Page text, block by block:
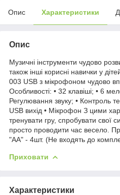
Опис Характеристики
Опис
Музичні інструменти чудово
також інші корисні навички у
003 USB з мікрофоном чудово
Особливості: • 32 клавіші; • 6
Регулювання звуку; • Контроль
USB вихід • Мікрофон З цими
тренувати гру, спробувати свої
просто проводити час весело.
"AA" - 4шт. (Не входять до
Приховати
Характеристики